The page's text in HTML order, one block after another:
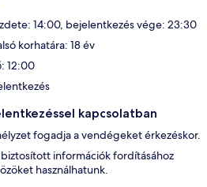
14:00, bejelentkezés vége: 23:30
korhatára: 18 év
12:00
kapcsolatban
fogadja a vendégeket érkezéskor.
biztosított információk fordításához
használhatunk.